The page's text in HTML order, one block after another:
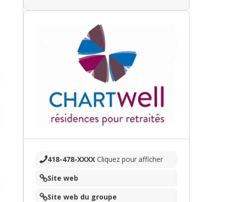
418-478-XXXX Cliquez pour afficher
Site web
Site web du groupe